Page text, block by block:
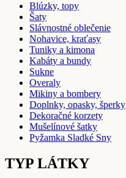
Blúzky, topy
Šaty
Slávnostné oblečenie
Nohavice, kraťasy
Tuniky a kimona
Kabáty a bundy
Sukne
Overaly
Mikiny a bombery
Doplnky, opasky, šperky
Dekoračné korzety
Mušelínové šatky
Pyžamka Sladké Sny
TYP LÁTKY